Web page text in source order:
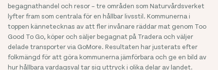
begagnathandel och resor – tre områden som Naturvårdsverket
lyfter fram som centrala för en hållbar livsstil. Kommunerna i
toppen kännetecknas av att fler invånare räddar mat genom Too
Good To Go, köper och säljer begagnat på Tradera och väljer
delade transporter via GoMore. Resultaten har justerats efter
folkmängd för att göra kommunerna jämförbara och ge en bild av
hur hållbara vardagsval tar sig uttryck i olika delar av landet.